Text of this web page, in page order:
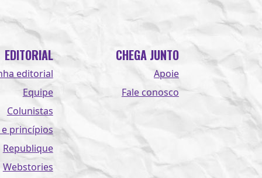
EDITORIAL
editorial
Equipe
Colunistas
princípios
Republique
Webstories
CHEGA JUNTO
Apoie
Fale conosco